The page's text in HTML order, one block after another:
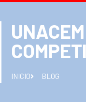
INICIO BLOG